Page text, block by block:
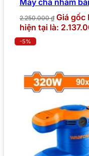
2.250.000₫ Giá gốc
hiện tại là:
-5%